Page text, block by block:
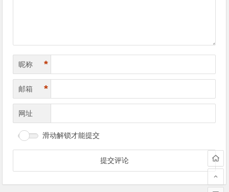
昵称 *
邮箱 *
网址
滑动解锁才能提交